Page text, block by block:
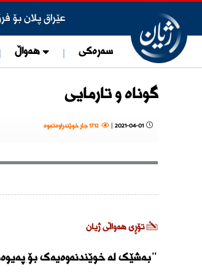
عێراق پلان بۆ فرۆشتنی 1000 کۆشکی
ئامبرین
ئەمریكا
لەجیاتی
وتەبێژی
تۆمەتبارێک کە
سەرەکی هەواڵ ×
گوناه و تارمایی
2021-04-01
|
تۆڕی هەواڵی ژیان
"بەشێک لە خوێندنەوەیەک بۆ